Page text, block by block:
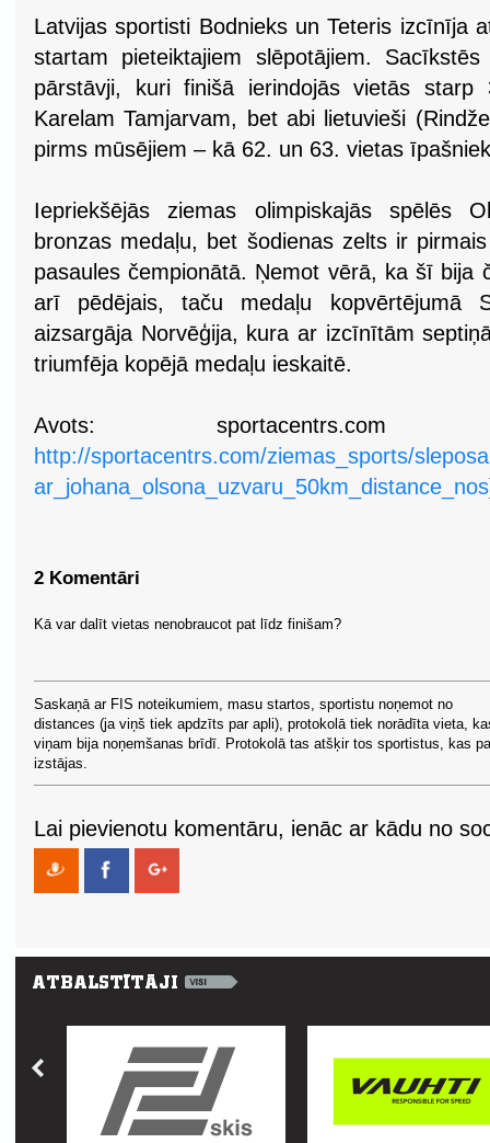
Latvijas sportisti Bodnieks un Teteris izcīnīja
startam pieteiktajiem slēpotājiem.
pārstāvji, kuri finišā ierindojās vietās
Karelam Tamjarvam, bet abi lietuvieši
pirms mūsējiem – kā 62. un 63. vietas
Iepriekšējās ziemas olimpiskajās spēlēs
bronzas medaļu, bet šodienas zelts ir
pasaules čempionātā. Ņemot vērā, ka šī bija
arī pēdējais, taču medaļu kopvērtējumā
aizsargāja Norvēģija, kura ar izcīnītām
triumfēja kopējā medaļu ieskaitē.
Avots: sportacentrs.com
http://sportacentrs.com/ziemas_sports/
ar_johana_olsona_uzvaru_50km_distance_nos
2 Komentāri
Kā var dalīt vietas nenobraucot pat līdz finišam?
Saskaņā ar FIS noteikumiem, masu startos, sportistu noņemot no
distances (ja viņš tiek apdzīts par apli), protokolā tiek norādīta vieta,
viņam bija noņemšanas brīdī. Protokolā tas atšķir tos sportistus, kas
izstājas.
Lai pievienotu komentāru, ienāc ar kādu no